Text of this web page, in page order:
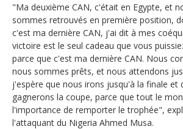
"Ma deuxième CAN, c'était en Egypte, et
sommes retrouvés en première position,
c'est ma dernière CAN, j'ai dit à mes
victoire est le seul cadeau que vous
parce que c'est ma dernière CAN. Nous
nous sommes prêts, et nous attendons
j'espère que nous irons jusqu'à la finale et
gagnerons la coupe, parce que tout le
l'importance de remporter le trophée",
l'attaquant du Nigeria Ahmed Musa.